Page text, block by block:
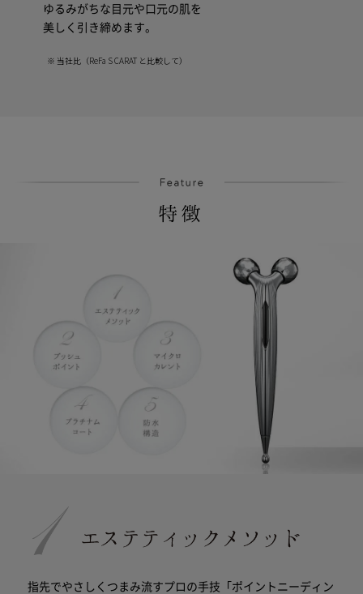
ゆるみがちな目元や口元の肌を
美しく引き締めます。
※ 当社比（ReFa S CARAT と比較して）
指先でやさしくつまみ流すプロの手技「ポイントニーディン